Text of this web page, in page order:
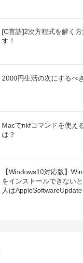
[C言語]2次方程式を解く
す！
2000円生活の次にするべ
Macでnkfコマンドを使え
は？
【Windows10対応版】
をインストールできない
人はAppleSoftwareUpdate